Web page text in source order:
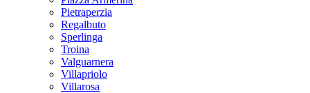
Pietraperzia
Regalbuto
Sperlinga
Troina
Valguarnera
Villapriolo
Villarosa